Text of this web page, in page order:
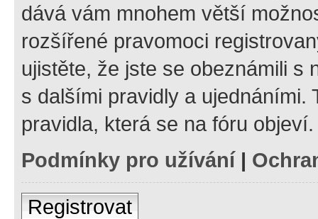
dává vám mnohem větší
rozšířené pravomoci
ujistěte, že jste se obeznámili s
s dalšími pravidly a ujednáními.
pravidla, která se na fóru objeví.
Podmínky pro užívání|
Registrovat